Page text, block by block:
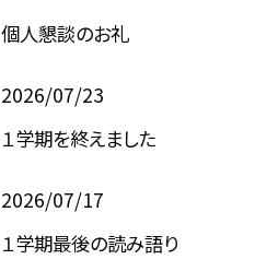
個人懇談のお礼
2026/07/23
１学期を終えました
2026/07/17
１学期最後の読み語り